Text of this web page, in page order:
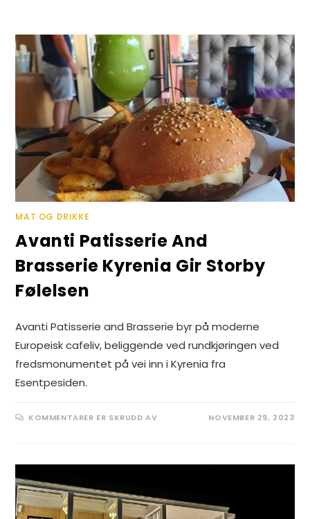
content
MAT OG DRIKKE
Avanti Patisserie And
Brasserie Kyrenia Gir Storby
Følelsen
Avanti Patisserie and Brasserie byr på moderne
Europeisk cafeliv, beliggende ved rundkjøringen ved
fredsmonumentet på vei inn i Kyrenia fra
Esentpesiden.
KOMMENTARER ER SKRUDD AVFOR
KYRENIA
NOVEMBER 29, 2023